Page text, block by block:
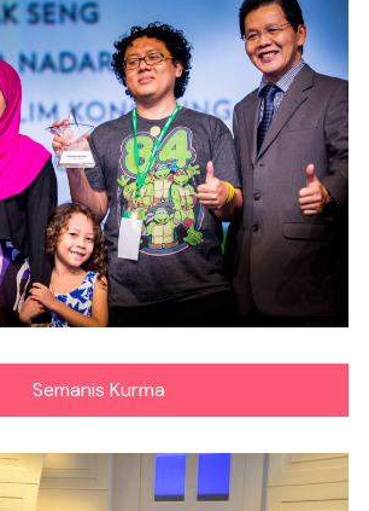
Semanis Kurma